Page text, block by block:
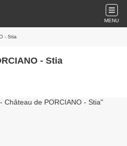
MENU
- Stia
- Stia